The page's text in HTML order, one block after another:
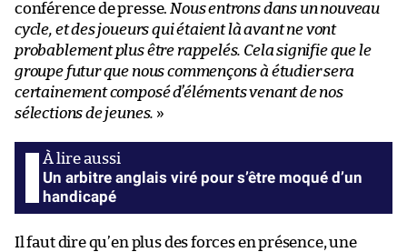
conférence de presse. Nous entrons dans un nouveau
cycle, et des joueurs qui étaient là avant ne vont
probablement plus être rappelés. Cela signifie que le
groupe futur que nous commençons à étudier sera
certainement composé d’éléments venant de nos
sélections de jeunes. »
Un arbitre anglais viré pour s’être moqué d’un
handicapé
Il faut dire qu’en plus des forces en présence, une